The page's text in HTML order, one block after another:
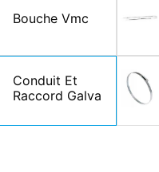
Bouche Vmc
Conduit Et
Raccord Galva